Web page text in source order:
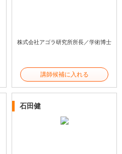
株式会社アゴラ研究所所長／学術博士
講師候補に入れる
石田健